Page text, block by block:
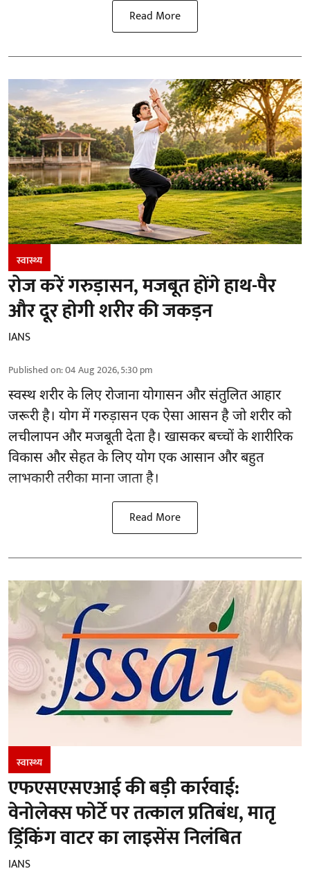
Read More
स्वास्थ्य
रोज करें गरुड़ासन, मजबूत होंगे हाथ-पैर
और दूर होगी शरीर की जकड़न
IANS
Published on:04 Aug 2026, 5:30 pm
स्वस्थ शरीर के लिए रोजाना योगासन और संतुलित आहार
जरूरी है। योगमें गरुड़ासन एक ऐसा आसन है जो शरीर को
लचीलापन और मजबूती देता है। खासकर बच्चों के शारीरिक
विकास और सेहत के लिए योग एक आसान और बहुत
लाभकारी तरीका माना जाता है।
Read More
स्वास्थ्य
एफएसएसएआई की बड़ी कार्रवाई:
वेनोलेक्स फोर्टे पर तत्काल प्रतिबंध, मातृ
ड्रिंकिंग वाटर का लाइसेंस निलंबित
IANS